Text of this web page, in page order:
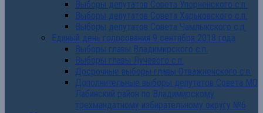
Выборы депутатов Совета Упорненского с.п.
Выборы депутатов Совета Харьковского с.п.
Выборы депутатов Совета Чамлыкского с.п.
Единый день голосования 9 сентября 2018 года
Выборы главы Владимирского с.п.
Выборы главы Лучевого с.п.
Досрочные выборы главы Отважненского с.п.
Дополнительные выборы депутатов Совета МО
Лабинский район по Владимирскому
трехмандатному избирательному округу №6